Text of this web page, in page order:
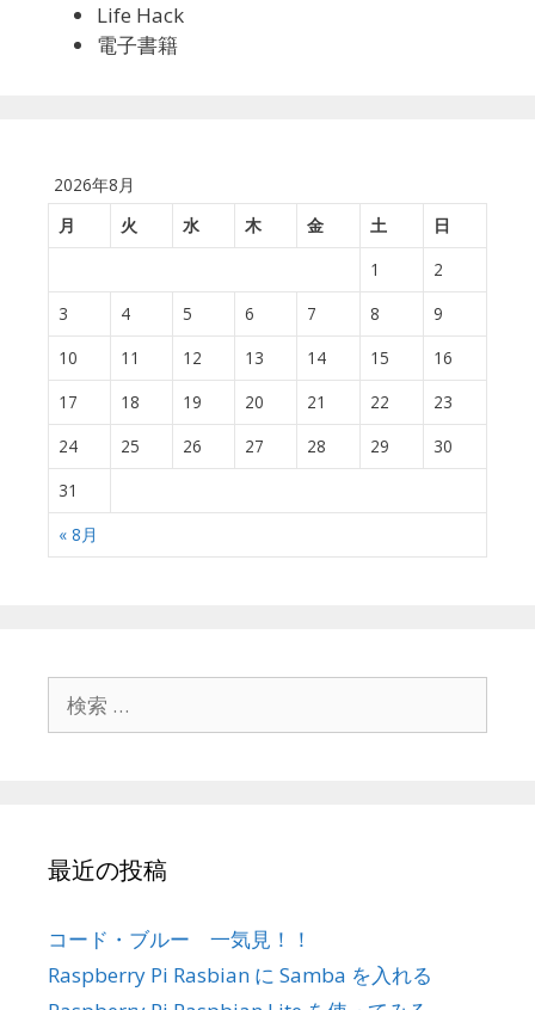
Life Hack
電子書籍
2026年8月
月
火 水 木 金 土 日
« 8月
1
2
3
4 5 6 7 8
9
10
11 12 13 14 15
16
17
18 19 20 21 22
23
24
25 26 27 28 29
30
31
最近の投稿
コード・ブルー 一気見！！
Raspberry Pi Rasbian に Samba を入れる